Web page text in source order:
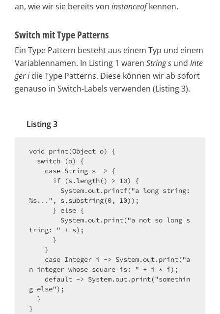
an, wie wir sie bereits von instanceofkennen.
Switch mit Type Patterns
Ein Type Pattern besteht aus einem Typ und einem
Variablennamen. In Listing 1 waren String s und Inte
ger i die Type Patterns. Diese können wir ab sofort
genauso in Switch-Labels verwenden (Listing 3).
Listing 3
void print(Object o) {
%s...", s.substring(0, 10));
tring: " + s);
n integer whose square is: " + i * i);
g else");
}